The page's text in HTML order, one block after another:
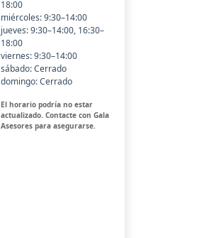
18:00
miércoles: 9:30–14:00
jueves: 9:30–14:00, 16:30–
18:00
viernes: 9:30–14:00
sábado: Cerrado
domingo: Cerrado
El horario podría no estar
actualizado. Contacte con Gala
Asesores para asegurarse.